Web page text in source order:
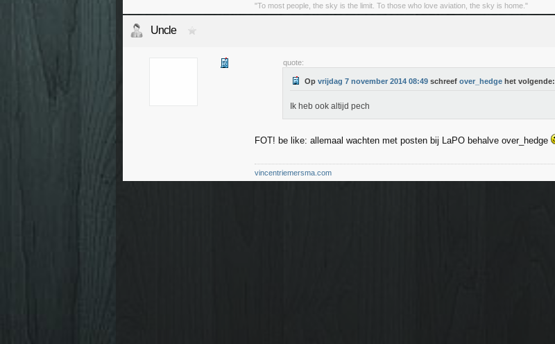
"To most people, the sky is the limit. To those who love aviation, the sky is home."
Uncle
quote:
Op vrijdag 7 november 2014 08:49 schreef over_hedge het volgende:
Ik heb ook altijd pech
FOT! be like: allemaal wachten met posten bij LaPO behalve over_hedge
vincentriemersma.com